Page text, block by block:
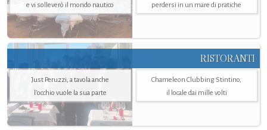
e vi solleverò il mondo nautico
perdersi in un mare di pratiche
RISTORANTI
Just Peruzzi, a tavola anche
l’occhio vuole la sua parte
Chameleon Clubbing Stintino,
il locale dai mille volti